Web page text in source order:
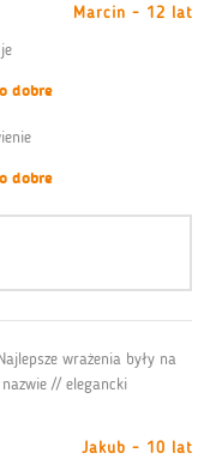
Marcin - 12 lat
dobre
dobre
wrażenia były na
// elegancki
Jakub - 10 lat